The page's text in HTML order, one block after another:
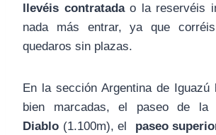
llevéis contratadao la reservéis
nada más entrar, ya que
quedaros sin plazas.
En la sección Argentina de Iguazú
bien marcadas, el paseo de
Diablo (1.100m), el paseo